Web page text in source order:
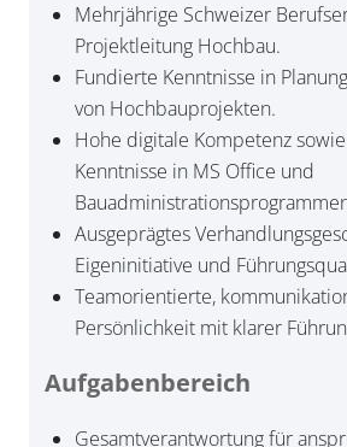
Mehrjährige Schweizer
Projektleitung Hochbau.
Fundierte Kenntnisse in
von Hochbauprojekten.
Hohe digitale Kompetenz
Kenntnisse in MS Office und
Ausgeprägtes
Eigeninitiative und
Teamorientierte,
Persönlichkeit mit klarer
Aufgabenbereich
Gesamtverantwortung für